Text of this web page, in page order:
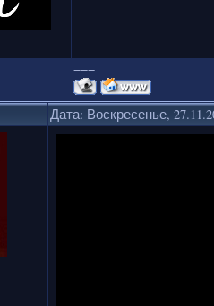
===
Дата: Воскресенье,